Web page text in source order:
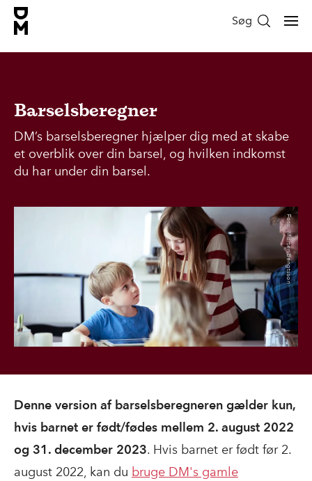
Søg
Barselsberegner
DM’s barselsberegner hjælper dig med at skabe
et overblik over din barsel, og hvilken indkomst
du har under din barsel.
Foto: Morten Bengtsson
Denne version af barselsberegneren gælder kun,
hvis barnet er født/fødes mellem 2. august 2022
og 31. december 2023. Hvis barnet er født før 2.
august 2022, kan du bruge DM's gamle